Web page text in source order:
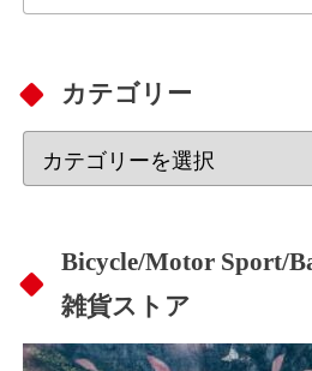
カテゴリー
Bicycle/Motor Sport/
雑貨ストア